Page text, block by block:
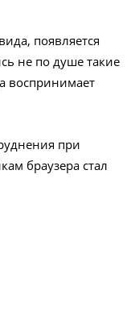
появляется
не по душе такие
воспринимает
при
браузера стал